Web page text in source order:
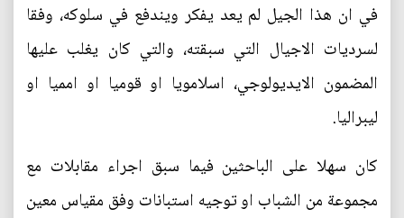
في ان هذا الجيل لم يعد يفكر ويندفع في سلوكه، وفقا
لسرديات الاجيال التي سبقته، والتي كان يغلب عليها
المضمون الايديولوجي، اسلامويا او قوميا او امميا او
ليبراليا.
كان سهلا على الباحثين فيما سبق اجراء مقابلات مع
مجموعة من الشباب او توجيه استبانات وفق مقياس معين